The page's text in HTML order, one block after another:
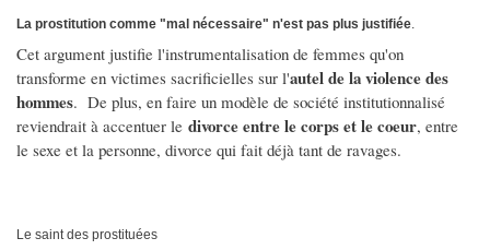
La prostitution comme "mal nécessaire" n'est pas plus justifiée.
Cet argument justifie l'instrumentalisation de femmes qu'on
transforme en victimes sacrificielles sur l'autel de la violence des
hommes. De plus, en faire un modèle de société institutionnalisé
reviendrait à accentuer le divorce entre le corps et le coeur, entre
le sexe et la personne, divorce qui fait déjà tant de ravages.
Le saint des prostituées